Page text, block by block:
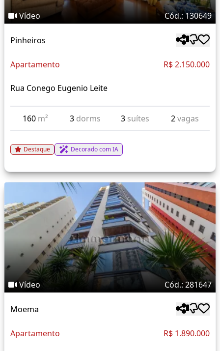
Vídeo Cód.: 130649
Pinheiros
Apartamento R$ 2.150.000
Rua Conego Eugenio Leite
160 m² 3 dorms 3 suítes 2vagas
Destaque Decorado com IA
Vídeo Cód.: 281647
Moema
Apartamento R$ 1.890.000